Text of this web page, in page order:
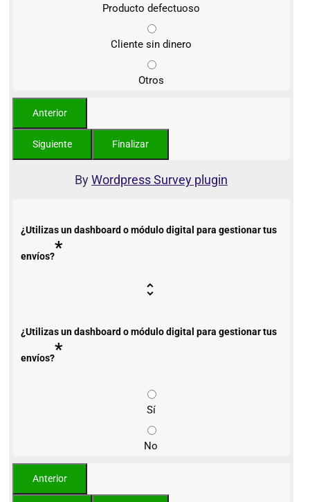
Producto defectuoso
Cliente sin dinero
Otros
ByWordpress Survey plugin
¿Utilizas un dashboard o módulo digital para gestionar tus
envíos?*
¿Utilizas un dashboard o módulo digital para gestionar tus
envíos?*
Sí
No